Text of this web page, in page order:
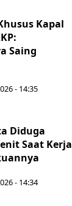
Kapal
Saing
- 14:35
Diduga
Saat Kerja
- 14:34